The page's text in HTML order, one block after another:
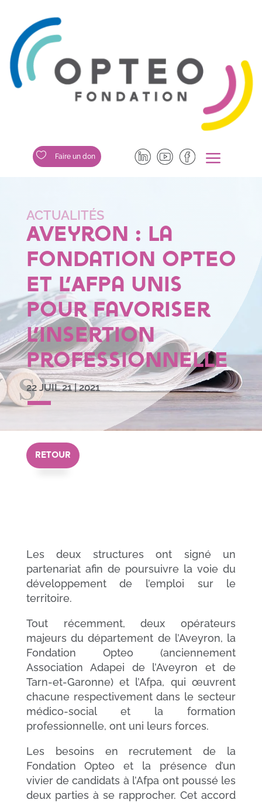
 Faire un don a
Aveyron : la
fondation Opteo
et l’Afpa unis
pour favoriser
l’insertion
professionnelle
22 JUIL 21|2021
RETOUR
Les deux structures ont signé un
partenariat afin de poursuivre la voie du
développement de l’emploi sur le
territoire.
Tout récemment, deux opérateurs
majeurs du département de l’Aveyron, la
Fondation Opteo (anciennement
Association Adapei de l’Aveyron et de
Tarn-et-Garonne) et l’Afpa, qui œuvrent
chacune respectivement dans le secteur
médico-social et la formation
professionnelle, ont uni leurs forces.
Les besoins en recrutement de la
Fondation Opteo et la présence d’un
vivier de candidats à l’Afpa ont poussé les
deux parties à se rapprocher. Cet accord